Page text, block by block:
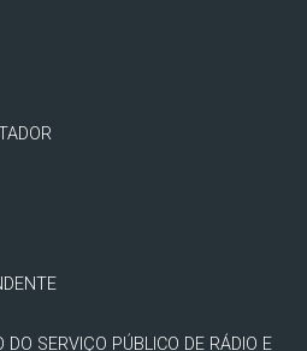
SERVIÇO PÚBLICO DE RÁDIO E